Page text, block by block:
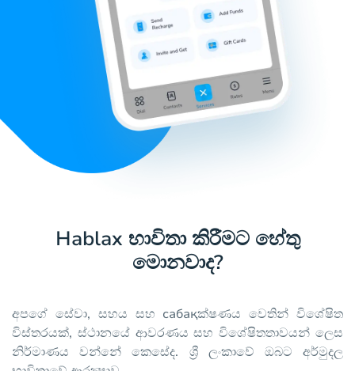
Hablax භාවිතා කිරීමට හේතු
මොනවාද?
අපගේ සේවා, සහය සහ сабақක්ෂණය වෙතින් විශේෂිත
විස්තරයක්, ස්ථානයේ ආවරණය සහ විශේෂිතතාවයන් ලෙස
නිර්මාණය වන්නේ කෙසේද. ශ්‍රී ලංකාවේ ඔබට අර්මුදල